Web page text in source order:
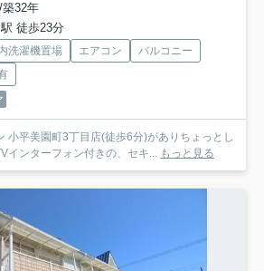
32年
徒歩23分
洗濯機置場 エアコン
バルコニー
小平美園町3丁目店(徒歩6分)がありちょっとし
インターフォン付きの、セキ... もっと見る